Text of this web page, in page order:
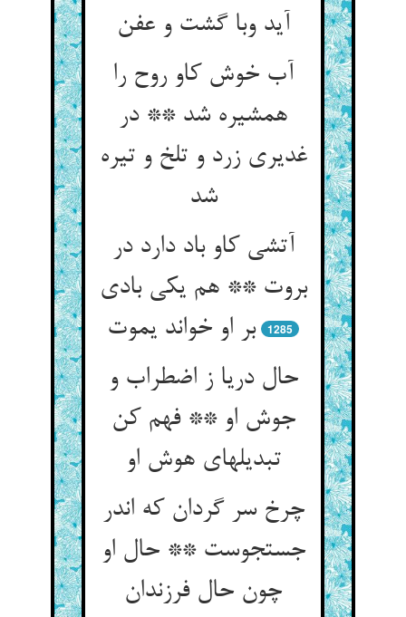
آب خوش کاو روح را
همشیره شد ** در
غدیری زرد و تلخ و تیره
شد
آتشی کاو باد دارد در
بروت ** هم یکی بادی
1285
حال دریا ز اضطراب و
جوش او ** فهم کن
تبدیلهای هوش او
چرخ سر گردان که اندر
جستجوست ** حال او
چون حال فرزندان